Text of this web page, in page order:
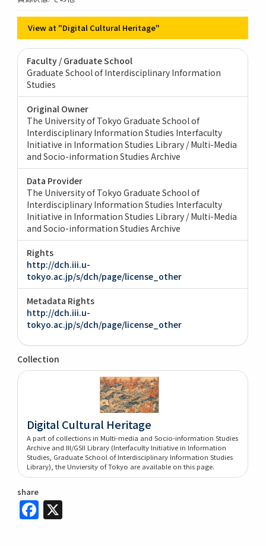
View at "Digital Cultural Heritage"
Faculty / Graduate School
Graduate School of Interdisciplinary Information
Studies
Original Owner
The University of Tokyo Graduate School of
Interdisciplinary Information Studies Interfaculty
Initiative in Information Studies Library / Multi-Media
and Socio-information Studies Archive
Data Provider
The University of Tokyo Graduate School of
Interdisciplinary Information Studies Interfaculty
Initiative in Information Studies Library / Multi-Media
and Socio-information Studies Archive
Rights
http://dch.iii.u-
tokyo.ac.jp/s/dch/page/license_other
Metadata Rights
http://dch.iii.u-
tokyo.ac.jp/s/dch/page/license_other
Collection
Digital Cultural Heritage
A part of collections in Multi-media and Socio-information Studies
Archive and III/GSII Library (Interfaculty Initiative in Information
Studies, Graduate School of Interdisciplinary Information Studies
Library), the Unviersity of Tokyo are available on this page.
share
Facebook